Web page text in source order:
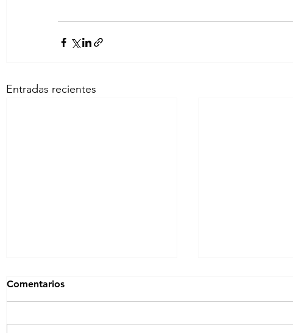
Entradas recientes
Comentarios